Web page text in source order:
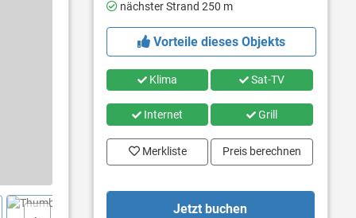
nächster Strand 250 m
Vorteile dieses Objekts
Klima Sat-TV
Internet Grill
Merkliste Preis berechnen
Jetzt buchen